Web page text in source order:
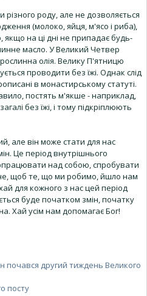
різного роду, але не дозволяється
(молоко, яйця, м'ясо і риба),
на ці дні не припадає будь-
масло. У Великий Четвер
олія. Велику П'ятницю
проводити без їжі. Однак слід
в монастирському статуті.
постять м'якше - наприклад,
без їжі, і тому підкріплюють
але він може стати для нас
Це період внутрішнього
над собою, спробувати
щоб те, що ми робимо, йшло нам
для кожного з нас цей період
буде початком змін, початку
Хай усім нам допомагає Бог!
почався другий тиждень Великого
посту